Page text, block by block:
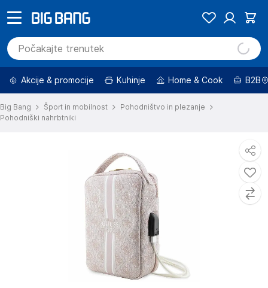
Akcije & promocije Kuhinje Home & Cook B2B
Big Bang Šport in mobilnost
Pohodništvo in plezanje
Pohodniški nahrbtniki